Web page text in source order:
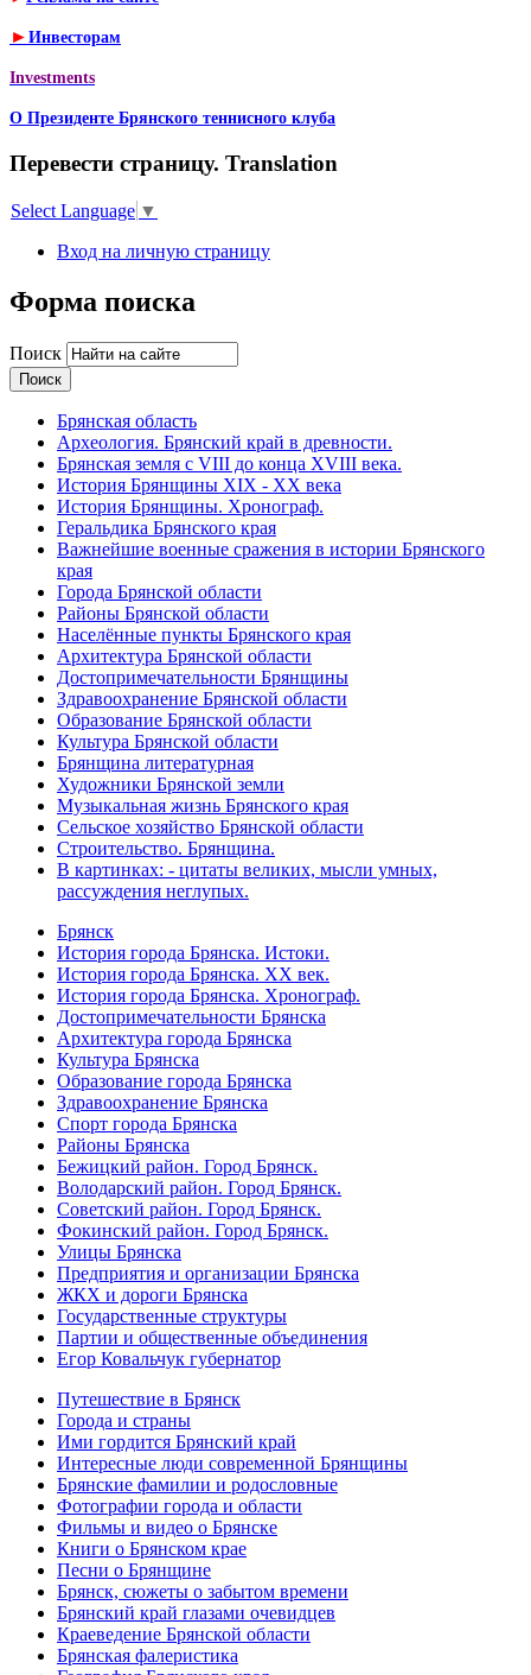
► Инвесторам
Investments
О Президенте Брянского теннисного клуба
Перевести страницу. Translation
Select Language ▼
Вход на личную страницу
Форма поиска
Поиск
Брянская область
Археология. Брянский край в древности.
Брянская земля с VIII до конца XVIII века.
История Брянщины XIX - XX века
История Брянщины. Хронограф.
Геральдика Брянского края
Важнейшие военные сражения в истории Брянского
края
Города Брянской области
Районы Брянской области
Населённые пункты Брянского края
Архитектура Брянской области
Достопримечательности Брянщины
Здравоохранение Брянской области
Образование Брянской области
Культура Брянской области
Брянщина литературная
Художники Брянской земли
Музыкальная жизнь Брянского края
Сельское хозяйство Брянской области
Строительство. Брянщина.
В картинках: - цитаты великих, мысли умных,
рассуждения неглупых.
Брянск
История города Брянска. Истоки.
История города Брянска. XX век.
История города Брянска. Хронограф.
Достопримечательности Брянска
Архитектура города Брянска
Культура Брянска
Образование города Брянска
Здравоохранение Брянска
Спорт города Брянска
Районы Брянска
Бежицкий район. Город Брянск.
Володарский район. Город Брянск.
Советский район. Город Брянск.
Фокинский район. Город Брянск.
Улицы Брянска
Предприятия и организации Брянска
ЖКХ и дороги Брянска
Государственные структуры
Партии и общественные объединения
Егор Ковальчук губернатор
Путешествие в Брянск
Города и страны
Ими гордится Брянский край
Интересные люди современной Брянщины
Брянские фамилии и родословные
Фотографии города и области
Фильмы и видео о Брянске
Книги о Брянском крае
Песни о Брянщине
Брянск, сюжеты о забытом времени
Брянский край глазами очевидцев
Краеведение Брянской области
Брянская фалеристика